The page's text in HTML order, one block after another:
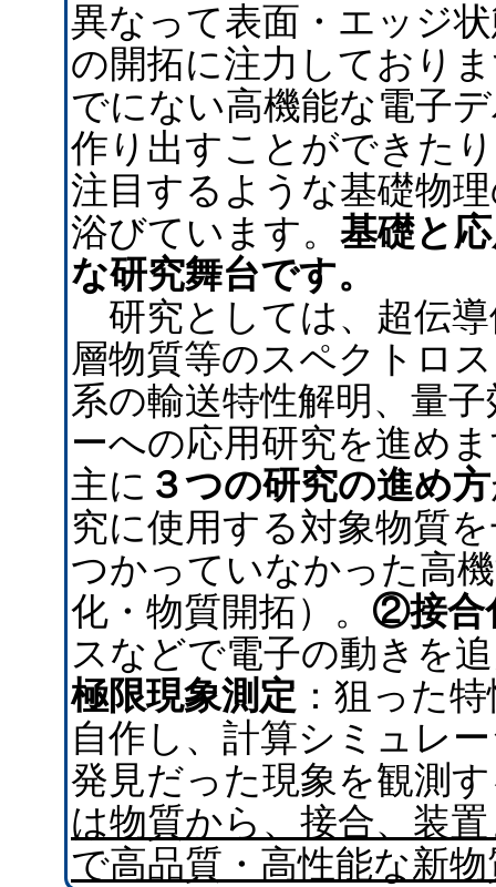
異なって表面・エッジ
の開拓に注力しており
でにない高機能な電子
作り出すことができた
注目するような基礎物
浴びています。 基礎と
な研究舞台です。
研究としては、超伝
層物質等のスペクトロ
系の輸送特性解明、量
ーへの応用研究を進め
主に ３つの研究の進め方
究に使用する対象物質
つかっていなかった高
化・物質開拓）。 ②接合
スなどで電子の動きを
極限現象測定 ：狙った
自作し、計算シミュレ
発見だった現象を観測
は物質から、接合、装
で高品質・高性能な新